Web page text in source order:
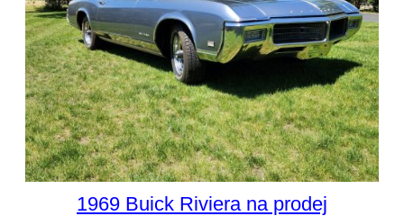
1969 Buick Riviera na prodej